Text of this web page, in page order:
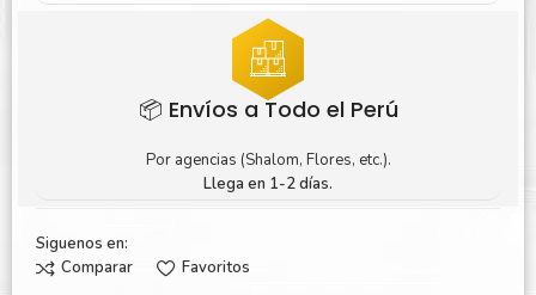
📦 Envíos a Todo el Perú
Por agencias (Shalom, Flores, etc.).
Llega en 1-2 días.
Siguenos en:
Comparar
Favoritos